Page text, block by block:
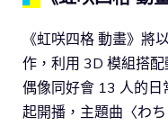
《虹咲四格 動畫》將
作，利用 3D 模組搭
偶像同好會 13 人的
起開播，主題曲〈わ